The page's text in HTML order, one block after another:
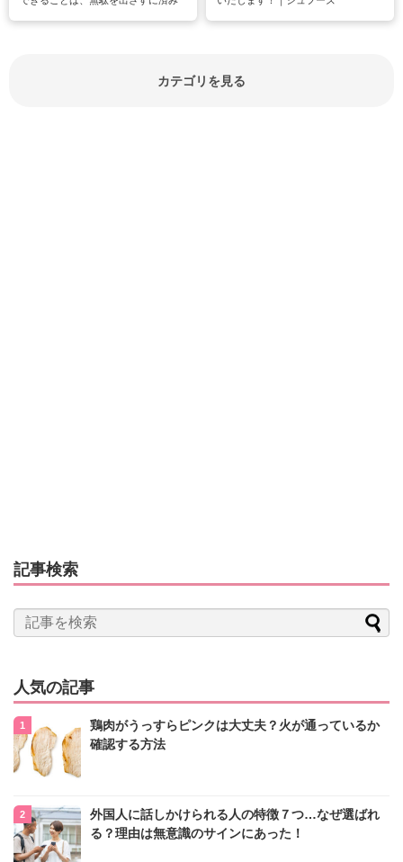
カテゴリを見る
記事検索
人気の記事
鶏肉がうっすらピンクは大丈夫？火が通っているか
確認する方法
外国人に話しかけられる人の特徴７つ…なぜ選ばれ
る？理由は無意識のサインにあった！